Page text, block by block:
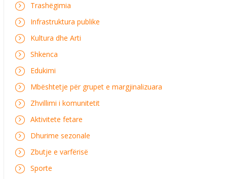
Trashëgimia
Infrastruktura publike
Kultura dhe Arti
Shkenca
Edukimi
Mbështetje për grupet e margjinalizuara
Zhvillimi i komunitetit
Aktivitete fetare
Dhurime sezonale
Zbutje e varfërisë
Sporte